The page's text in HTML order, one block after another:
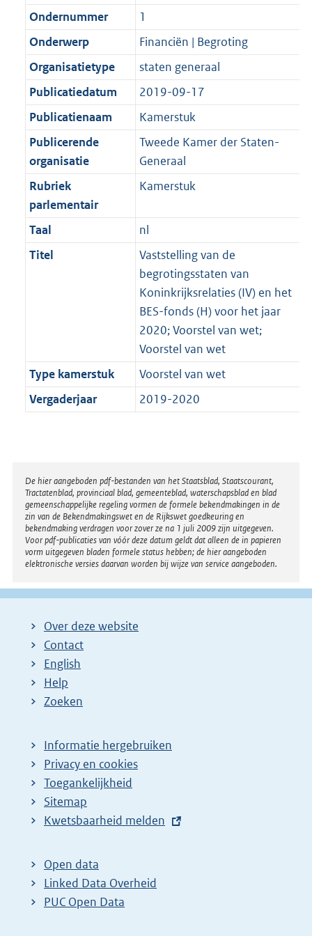
Ondernummer
1
Onderwerp
Financiën | Begroting
Organisatietype
staten generaal
Publicatiedatum
2019-09-17
Publicatienaam
Kamerstuk
Publicerende
organisatie
Tweede Kamer der Staten-
Generaal
Rubriek
parlementair
Kamerstuk
Taal
nl
Titel
Vaststelling van de
begrotingsstaten van
Koninkrijksrelaties (IV) en het
BES-fonds (H) voor het jaar
2020; Voorstel van wet;
Voorstel van wet
Type kamerstuk
Voorstel van wet
Vergaderjaar
2019-2020
Disclaimer
De hier aangeboden pdf-bestanden van het Staatsblad, Staatscourant,
Tractatenblad, provinciaal blad, gemeenteblad, waterschapsblad en blad
gemeenschappelijke regeling vormen de formele bekendmakingen in de
zin van de Bekendmakingswet en de Rijkswet goedkeuring en
bekendmaking verdragen voor zover ze na 1 juli 2009 zijn uitgegeven.
Voor pdf-publicaties van vóór deze datum geldt dat alleen de in papieren
vorm uitgegeven bladen formele status hebben; de hier aangeboden
elektronische versies daarvan worden bij wijze van service aangeboden.
Over deze website
Contact
English
Help
Zoeken
Informatie hergebruiken
Privacy en cookies
Toegankelijkheid
Sitemap
E
t
e
r
Kwetsbaarheid melden
Open data
Linked Data Overheid
PUC Open Data